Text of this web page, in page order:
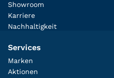
Showroom
Karriere
Nachhaltigkeit
Services
Marken
Aktionen